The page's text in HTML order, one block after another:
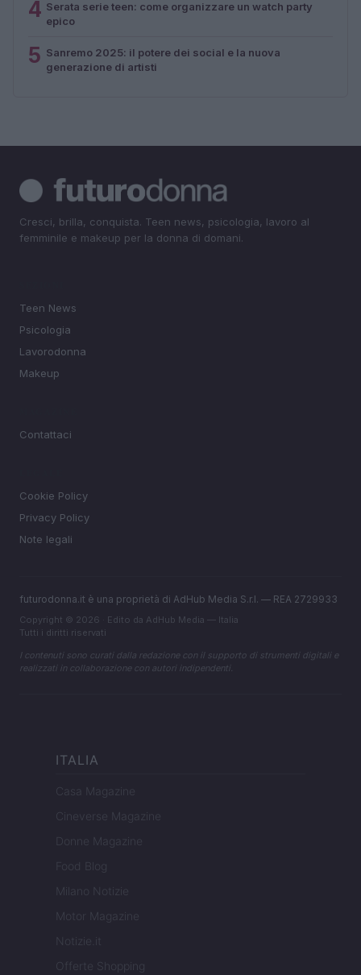
4 Serata serie teen: come organizzare un watch party
epico
5 Sanremo 2025: il potere dei social e la nuova
generazione di artisti
Cresci, brilla, conquista. Teen news, psicologia, lavoro al
femminile e makeup per la donna di domani.
Teen News
Psicologia
Lavorodonna
Makeup
Contattaci
Cookie Policy
Privacy Policy
Note legali
futurodonna.it è una proprietà di AdHub Media S.r.l. — REA 2729933
Copyright © 2026 · Edito da AdHub Media — Italia
Tutti i diritti riservati
I contenuti sono curati dalla redazione con il supporto di strumenti digitali e
realizzati in collaborazione con autori indipendenti.
ITALIA
Casa Magazine
Cineverse Magazine
Donne Magazine
Food Blog
Milano Notizie
Motor Magazine
Notizie.it
Offerte Shopping